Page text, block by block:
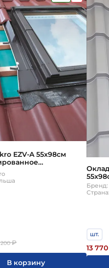
EZV-A 55х98см
для
окон Факро
200₽
В корзину
Бренд:
шт.
13 770